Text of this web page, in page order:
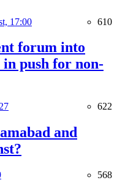
17:00 610
forum into
push for non-
622
and
568